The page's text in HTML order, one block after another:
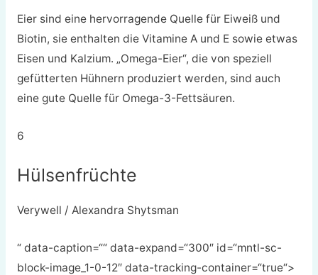
Eier sind eine hervorragende Quelle für Eiweiß und
Biotin, sie enthalten die Vitamine A und E sowie etwas
Eisen und Kalzium. „Omega-Eier“, die von speziell
gefütterten Hühnern produziert werden, sind auch
eine gute Quelle für Omega-3-Fettsäuren.
6
Hülsenfrüchte
Verywell / Alexandra Shytsman
“ data-caption=““ data-expand=“300″ id=“mntl-sc-
block-image_1-0-12″ data-tracking-container=“true“>